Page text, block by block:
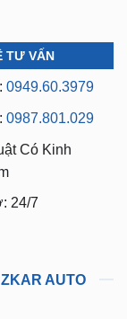
TƯ VẤN
0949.60.3979
0987.801.029
Có Kinh
24/7
AUTO